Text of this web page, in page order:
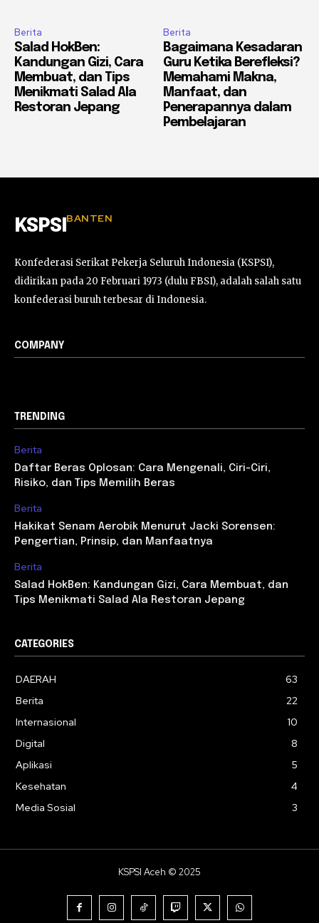
Berita
Salad HokBen:
Kandungan Gizi, Cara
Membuat, dan Tips
Menikmati Salad Ala
Restoran Jepang
Berita
Bagaimana Kesadaran
Guru Ketika Berefleksi?
Memahami Makna,
Manfaat, dan
Penerapannya dalam
Pembelajaran
KSPSI BANTEN
Konfederasi Serikat Pekerja Seluruh Indonesia (KSPSI),
didirikan pada 20 Februari 1973 (dulu FBSI), adalah salah satu
konfederasi buruh terbesar di Indonesia.
COMPANY
TRENDING
Berita
Daftar Beras Oplosan: Cara Mengenali, Ciri-Ciri,
Risiko, dan Tips Memilih Beras
Berita
Hakikat Senam Aerobik Menurut Jacki Sorensen:
Pengertian, Prinsip, dan Manfaatnya
Berita
Salad HokBen: Kandungan Gizi, Cara Membuat, dan
Tips Menikmati Salad Ala Restoran Jepang
CATEGORIES
DAERAH
63
Berita
22
Internasional
10
Digital
8
Aplikasi
5
Kesehatan
4
Media Sosial
3
KSPSI Aceh © 2025